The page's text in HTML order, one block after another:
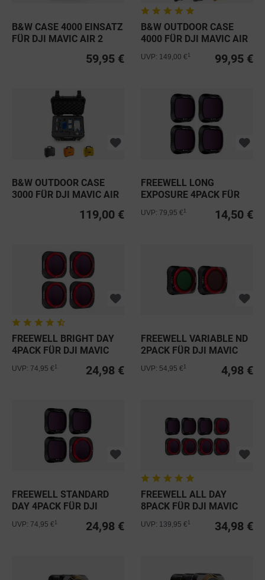
B&W CASE 4000 EINSATZ
FÜR DJI MAVIC AIR 2
59,95 €
B&W OUTDOOR CASE
4000 FÜR DJI MAVIC AIR
99,95 €
UVP: 149,00 €
B&W OUTDOOR CASE
3000 FÜR DJI MAVIC AIR
119,00 €
FREEWELL LONG
EXPOSURE 4PACK FÜR
DJI MAVIC AIR 2
14,50 €
UVP: 79,95 €
FREEWELL BRIGHT DAY
4PACK FÜR DJI MAVIC
24,98 €
UVP: 74,95 €
FREEWELL VARIABLE ND
2PACK FÜR DJI MAVIC
4,98 €
UVP: 54,95 €
FREEWELL STANDARD
DAY 4PACK FÜR DJI
MAVIC AIR 2
24,98 €
UVP: 74,95 €
FREEWELL ALL DAY
8PACK FÜR DJI MAVIC
34,98 €
UVP: 139,95 €